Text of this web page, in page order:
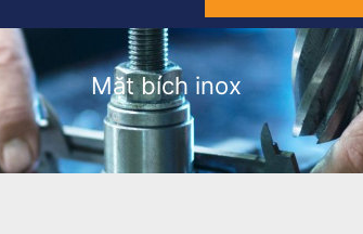
Mặt bích inox